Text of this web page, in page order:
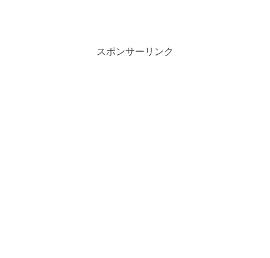
スポンサーリンク